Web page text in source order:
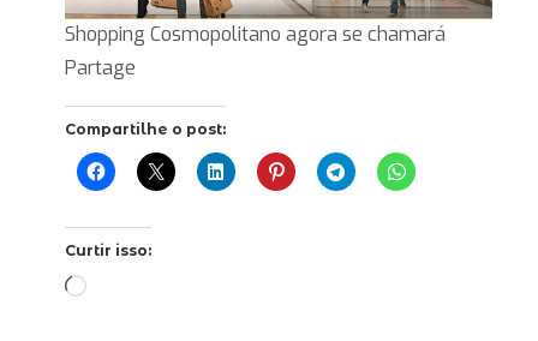
Shopping Cosmopolitano agora se chamará
Partage
Compartilhe o post:
Curtir isso:
Carregando...